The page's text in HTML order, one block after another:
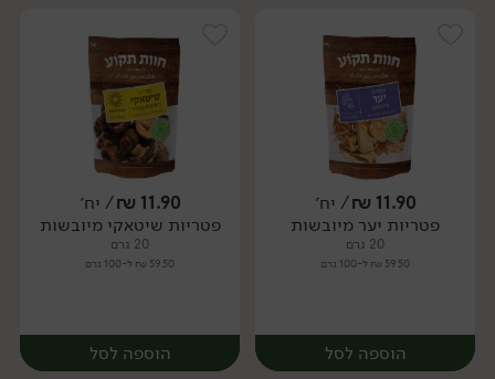
יח׳ יח׳
11.90
₪/ יח׳
פטריות יער מיובשות
20 גרם
59.50 ₪ ל-100 גרם
הוספה לסל
11.90
₪/ יח׳
פטריות שיטאקי מיובשות
20 גרם
59.50 ₪ ל-100 גרם
הוספה לסל